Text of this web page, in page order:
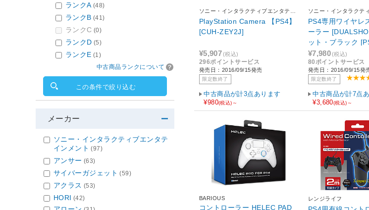
ソニー・インタラクティブエンタテイ
ンメント
PlayStation Camera 【PS4】
[CUH-ZEY2J]
¥5,907(税込)
296ポイントサービス
発売日：2016/09/15発売
限定数終了
中古商品が計3点あります
¥980(税込)～
ソニー・インタラクテ
ンメント
PS4専用ワイヤレ
ーラー
ット・ブラック
CT2J]
¥7,980(税込)
80ポイントサービス
発売日：2016/09/15発
限定数終了
中古商品が計7点
¥3,680(税込)～
BARIOUS
コントローラー HELEC PAD
レンジライフ
ランクA (48)
ランクB (41)
ランクC (0)
ランクD (5)
ランクE (1)
中古商品ランクについて
この条件で絞り込む
メーカー
ソニー・インタラクティブエンタテ
インメント (97)
アンサー (63)
サイバーガジェット (59)
アクラス (53)
HORI (42)